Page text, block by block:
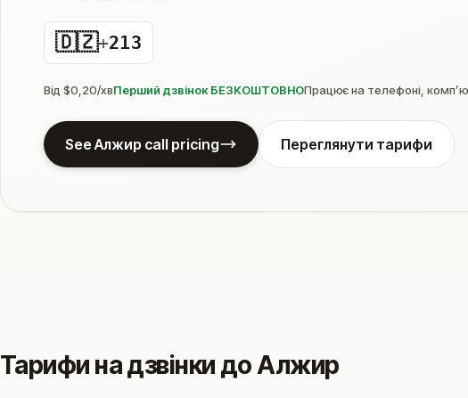
🇩🇿+213
Від $0,20/хвПерший дзвінок БЕЗКОШТОВНОПрацює на телефоні,
See Алжир call pricing Переглянути тарифи
Тарифи на дзвінки до Алжир